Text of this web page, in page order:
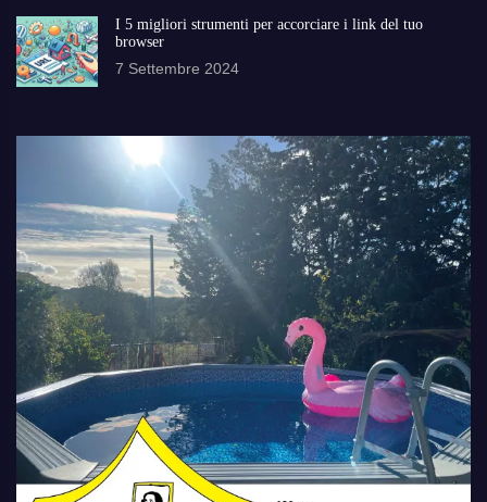
I 5 migliori strumenti per accorciare i link del tuo
browser
7 Settembre 2024